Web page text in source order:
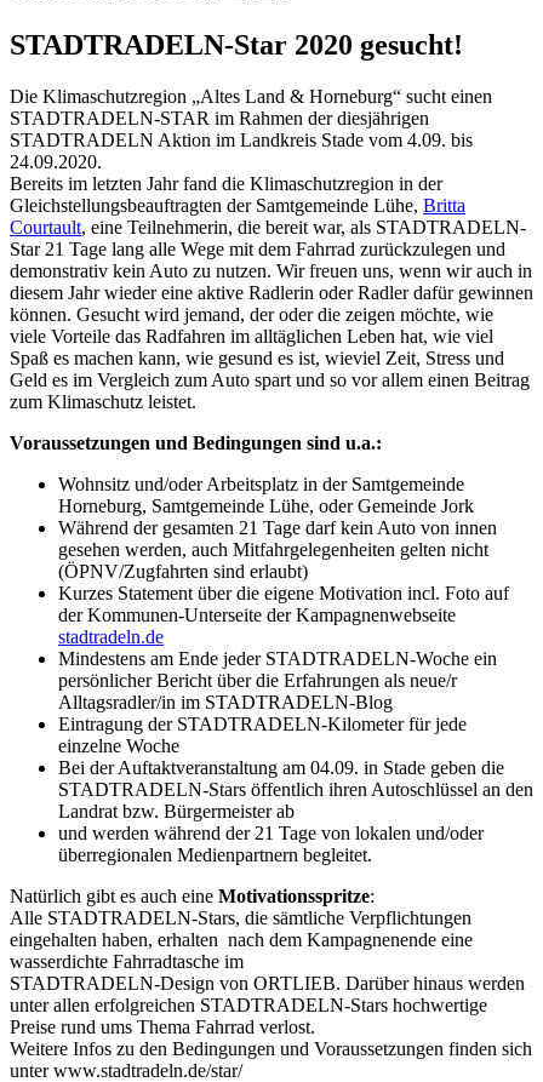
STADTRADELN-Star 2020 gesucht!
Die Klimaschutzregion „Altes Land & Horneburg“ sucht einen
STADTRADELN-STAR im Rahmen der diesjährigen
STADTRADELN Aktion im Landkreis Stade vom 4.09. bis
24.09.2020.
Bereits im letzten Jahr fand die Klimaschutzregion in der
Gleichstellungsbeauftragten der Samtgemeinde Lühe, Britta
Courtault, eine Teilnehmerin, die bereit war, als STADTRADELN-
Star 21 Tage lang alle Wege mit dem Fahrrad zurückzulegen und
demonstrativ kein Auto zu nutzen. Wir freuen uns, wenn wir auch in
diesem Jahr wieder eine aktive Radlerin oder Radler dafür gewinnen
können. Gesucht wird jemand, der oder die zeigen möchte, wie
viele Vorteile das Radfahren im alltäglichen Leben hat, wie viel
Spaß es machen kann, wie gesund es ist, wieviel Zeit, Stress und
Geld es im Vergleich zum Auto spart und so vor allem einen Beitrag
zum Klimaschutz leistet.
Voraussetzungen und Bedingungen sind u.a.:
Wohnsitz und/oder Arbeitsplatz in der Samtgemeinde
Horneburg, Samtgemeinde Lühe, oder Gemeinde Jork
Während der gesamten 21 Tage darf kein Auto von innen
gesehen werden, auch Mitfahrgelegenheiten gelten nicht
(ÖPNV/Zugfahrten sind erlaubt)
Kurzes Statement über die eigene Motivation incl. Foto auf
der Kommunen-Unterseite der Kampagnenwebseite
stadtradeln.de
Mindestens am Ende jeder STADTRADELN-Woche ein
persönlicher Bericht über die Erfahrungen als neue/r
Alltagsradler/in im STADTRADELN-Blog
Eintragung der STADTRADELN-Kilometer für jede
einzelne Woche
Bei der Auftaktveranstaltung am 04.09. in Stade geben die
STADTRADELN-Stars öffentlich ihren Autoschlüssel an den
Landrat bzw. Bürgermeister ab
und werden während der 21 Tage von lokalen und/oder
überregionalen Medienpartnern begleitet.
Natürlich gibt es auch eine Motivationsspritze:
Alle STADTRADELN-Stars, die sämtliche Verpflichtungen
eingehalten haben, erhalten nach dem Kampagnenende eine
wasserdichte Fahrradtasche im
STADTRADELN-Design von ORTLIEB. Darüber hinaus werden
unter allen erfolgreichen STADTRADELN-Stars hochwertige
Preise rund ums Thema Fahrrad verlost.
Weitere Infos zu den Bedingungen und Voraussetzungen finden sich
unter www.stadtradeln.de/star/